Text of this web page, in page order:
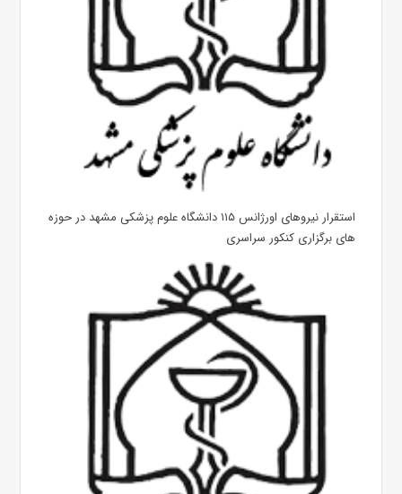
استقرار نیروهای اورژانس ۱۱۵ دانشگاه علوم پزشکی مشهد در حوزه
های برگزاری کنکور سراسری